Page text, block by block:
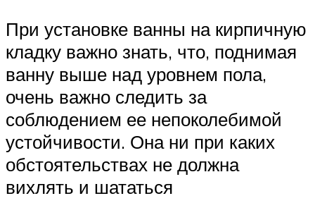
При установке ванны на кирпичную
кладку важно знать, что, поднимая
ванну выше над уровнем пола,
очень важно следить за
соблюдением ее непоколебимой
устойчивости. Она ни при каких
обстоятельствах не должна
вихлять и шататься